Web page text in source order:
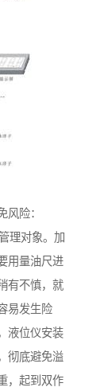
风险：
理对象。加
用量油尺进
有不慎，就
易发生险
液位仪安装
彻底避免溢
，起到双作